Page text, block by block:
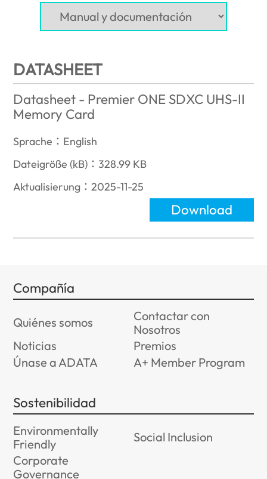
DATASHEET
Datasheet - Premier ONE SDXC UHS-II
Memory Card
Sprache：English
Dateigröße (kB)：328.99 KB
Aktualisierung：2025-11-25
Download
Compañía
Quiénes somos
Contactar con
Nosotros
Noticias
Premios
Únase a ADATA
A+ Member Program
Sostenibilidad
Environmentally
Friendly
Social Inclusion
Corporate
Governance